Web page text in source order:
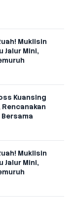
Muklisin
Jalur Mini,
Kuansing
Rencanakan
Muklisin
Jalur Mini,